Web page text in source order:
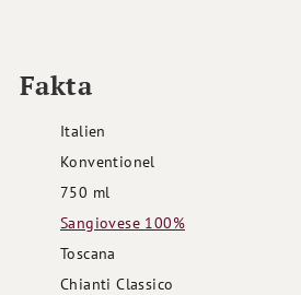
Italien
Konventionel
750 ml
Sangiovese 100%
Toscana
Chianti Classico
Fakta